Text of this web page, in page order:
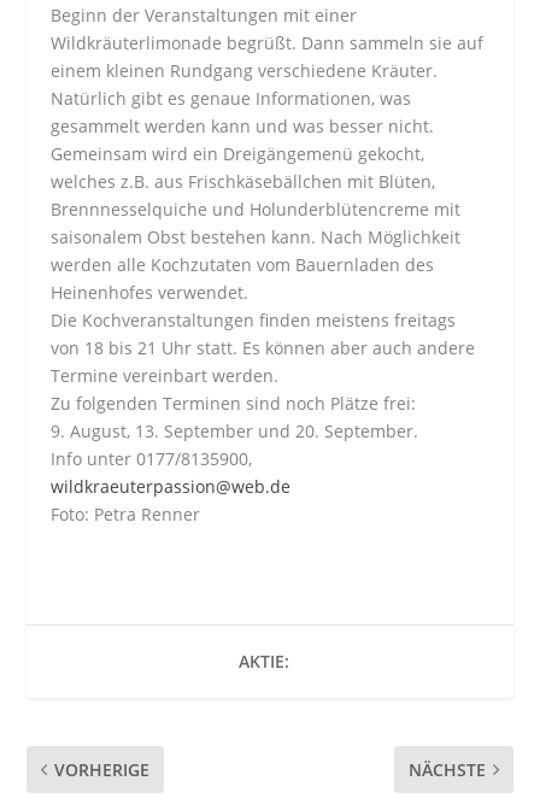
Beginn der Veranstaltungen mit einer
Wildkräuterlimonade begrüßt. Dann sammeln sie auf
einem kleinen Rundgang verschiedene Kräuter.
Natürlich gibt es genaue Informationen, was
gesammelt werden kann und was besser nicht.
Gemeinsam wird ein Dreigängemenü gekocht,
welches z.B. aus Frischkäsebällchen mit Blüten,
Brennnesselquiche und Holunderblütencreme mit
saisonalem Obst bestehen kann. Nach Möglichkeit
werden alle Kochzutaten vom Bauernladen des
Heinenhofes verwendet.
Die Kochveranstaltungen finden meistens freitags
von 18 bis 21 Uhr statt. Es können aber auch andere
Termine vereinbart werden.
Zu folgenden Terminen sind noch Plätze frei:
9. August, 13. September und 20. September.
Info unter 0177/8135900,
wildkraeuterpassion@web.de
Foto: Petra Renner
AKTIE:
VORHERIGE NÄCHSTE